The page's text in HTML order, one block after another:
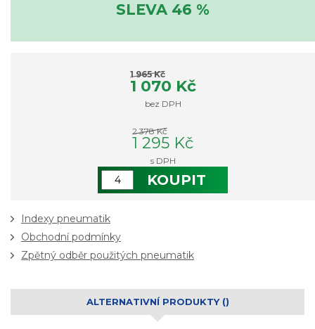
SLEVA 46 %
1 965 Kč
1 070 Kč
bez DPH
2 378 Kč
1 295 Kč
s DPH
KOUPIT
Indexy pneumatik
Obchodní podmínky
Zpětný odběr použitých pneumatik
ALTERNATIVNÍ PRODUKTY ()